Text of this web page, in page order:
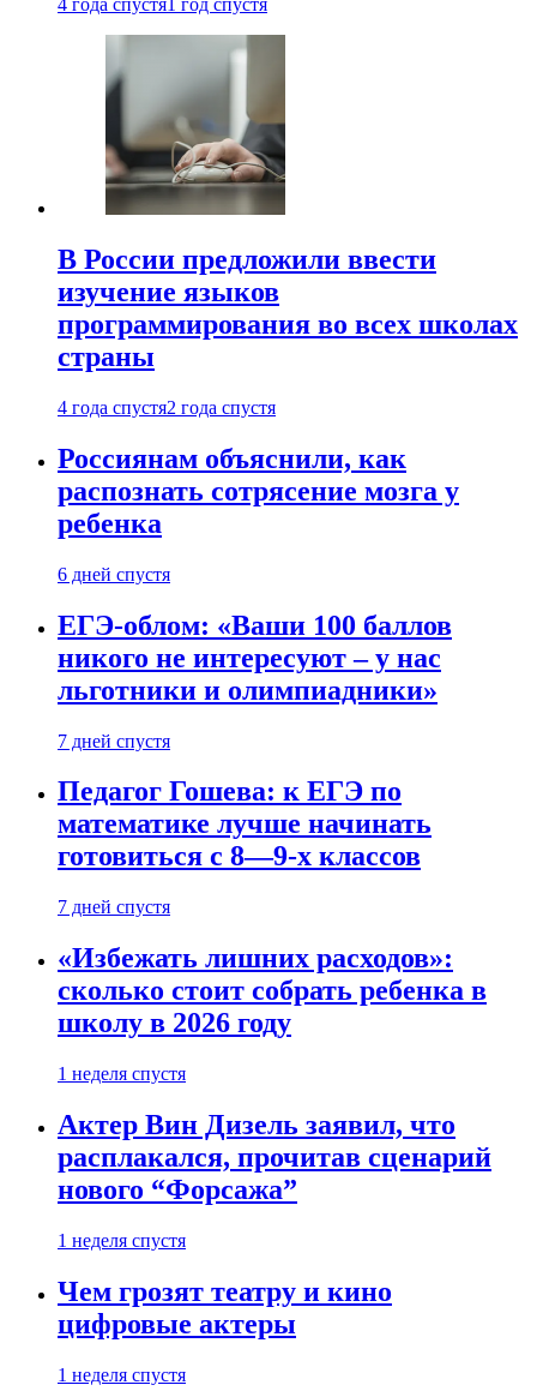
4 года спустя 1 год спустя
В России предложили ввести
изучение языков
программирования во всех школах
страны
4 года спустя2 года спустя
Россиянам объяснили, как
распознать сотрясение мозга у
ребенка
6 дней спустя
ЕГЭ-облом: «Ваши 100 баллов
никого не интересуют – у нас
льготники и олимпиадники»
7 дней спустя
Педагог Гошева: к ЕГЭ по
математике лучше начинать
готовиться с 8—9-х классов
7 дней спустя
«Избежать лишних расходов»:
сколько стоит собрать ребенка в
школу в 2026 году
1 неделя спустя
Актер Вин Дизель заявил, что
расплакался, прочитав сценарий
нового “Форсажа”
1 неделя спустя
Чем грозят театру и кино
цифровые актеры
1 неделя спустя